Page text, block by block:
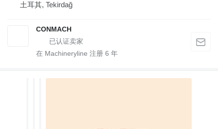
土耳其, Tekirdağ
CONMACH
在 Machineryline 注册 6 年